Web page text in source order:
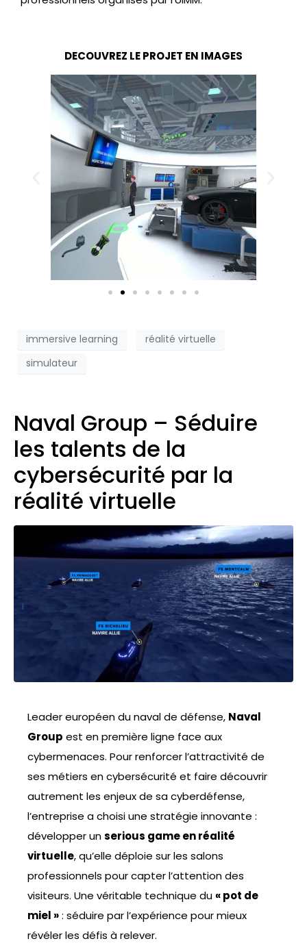
DECOUVREZ LE PROJET EN IMAGES
immersive learning
réalité virtuelle
simulateur
Naval Group – Séduire
les talents de la
cybersécurité par la
réalité virtuelle
Leader européen du naval de défense, Naval
Group est en première ligne face aux
cybermenaces. Pour renforcer l’attractivité de
ses métiers en cybersécurité et faire découvrir
autrement les enjeux de sa cyberdéfense,
l’entreprise a choisi une stratégie innovante :
développer unserious game en réalité
virtuelle, qu’elle déploie sur les salons
professionnels pour capter l’attention des
visiteurs. Une véritable technique du« pot de
miel »: séduire par l’expérience pour mieux
révéler les défis à relever.